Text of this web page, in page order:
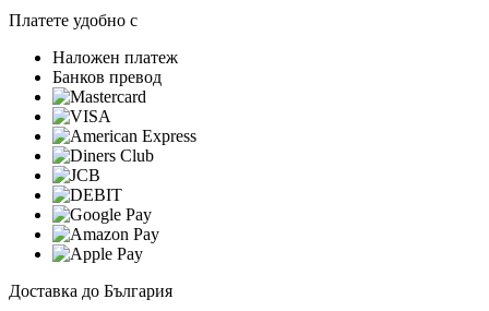
Платете удобно с
Наложен платеж
Банков превод
Доставка до България